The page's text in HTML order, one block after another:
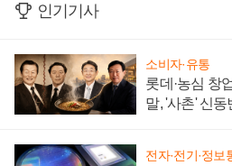
인기기사
소비자·유통
롯데·농심 창
말, '사촌' 신동
전자·전기·정보